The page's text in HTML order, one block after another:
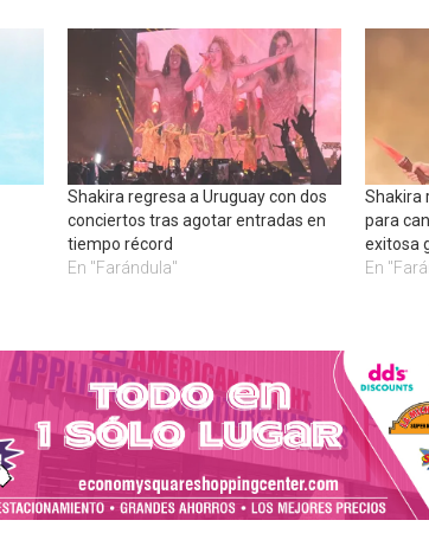
Shakira regresa a Uruguay con dos
conciertos tras agotar entradas en
tiempo récord
En "Farándula"
Shakira
para
exitosa
En